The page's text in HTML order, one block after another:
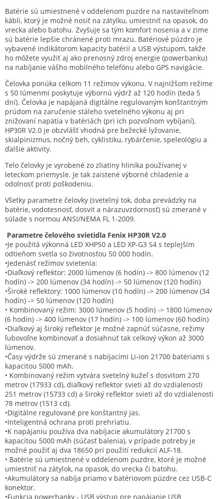
Batérie sú umiestnené v oddelenom puzdre na nastaviteľnom
kábli, ktorý je možné nosiť na zátylku, umiestniť na opasok, do
vrecka alebo batohu. Zvyšuje sa tým komfort nosenia a v zime
sú batérie lepšie chránené proti mrazu. Batériové púzdro je
vybavené indikátorom kapacity batérií a USB výstupom, takže
ho môžete využiť aj ako prenosný zdroj energie (powerbanku)
na nabíjanie vášho mobilného telefónu alebo GPS navigácie.
Čelovka ponúka celkom 11 režimov výkonu. V najnižšom režime
s 50 lúmenmi poskytuje výbornú výdrž až 120 hodín (teda 5
dní). Čelovka je napájaná digitálne regulovaným konštantným
prúdom na zaručenie stáleho svetelného výkonu aj pri
znižovaní napätia v batériách (pri ich pozvoľnom vybíjaní).
HP30R V2.0 je obzvlášť vhodná pre bežecké lyžovanie,
skialpinizmus, nočný beh, cyklistiku, rybárčenie, speleológiu a
ďalšie aktivity.
Telo čelovky je vyrobené zo zliatiny hliníka používanej v
leteckom priemysle. Je tak zaistené výborné chladenie a
odolnosť proti poškodeniu.
Všetky parametre čelovky (svetelný tok, doba prevádzky na
batérie, vodotesnosť, dosvit a nárazuvzdornosť) sú zmerané v
súlade s normou ANSI/NEMA FL 1-2009.
Parametre čelového svietidla Fenix ​​HP30R V2.0
•Je použitá výkonná LED XHP50 a LED XP-G3 S4 s teplejším
odtieňom svetla so životnosťou 50 000 hodín.
•Jedenásť režimov svietenia:
•Diaľkový reflektor: 2000 lúmenov (6 hodín) -> 800 lúmenov (12
hodín) -> 200 lúmenov (34 hodín) -> 50 lúmenov (120 hodín)
•Široké reflektory: 1000 lúmenov (10 hodín) -> 200 lúmenov (34
hodín) -> 50 lúmenov (120 hodín)
• Kombinovaný režim: 3000 lúmenov (5 hodín) -> 1800 lúmenov
(6 hodín) -> 400 lúmenov (17 hodín) -> 100 lúmenov (60 hodín)
•Diaľkový aj široký reflektor je možné zapnúť súčasne, režimy
ľubovoľne kombinovať a dosiahnuť tak celkový výkon až 3000
lúmenov.
•Časy výdrže sú zmerané s nabíjacími Li-ion 21700 batériami s
kapacitou 5000 mAh.
• Kombinovaný režim vytvára svetelný kužeľ s dosvitom 270
metrov (17933 cd), diaľkový reflektor svieti až do vzdialenosti
251 metrov (15733 cd) a široký reflektor svieti až do vzdialenosti
78 metrov (1513 cd).
•Digitálne regulované pre konštantný jas.
•Inteligentná ochrana proti prehriatiu.
•K napájaniu používa dva nabíjacie akumulátory 21700 s
kapacitou 5000 mAh (súčasť balenia), v prípade potreby je
možné použiť aj dva 18650 pri použití redukcií ALF-18.
• Batérie sú umiestnené v oddelenom puzdre, ktoré je možné
umiestniť na zátylok, na opasok, do vrecka či batohu.
•Akumulátory sa nabíja priamo v batériovom púzdre cez USB-C
konektor.
•Funkcia powerbanky - USB výstup pre napájanie USB